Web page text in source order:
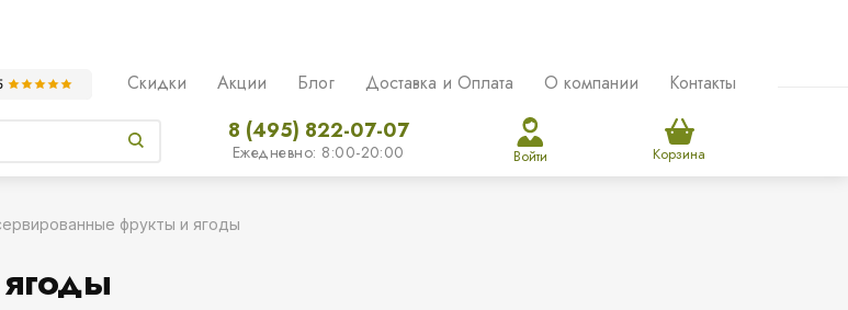
Скидки Акции Блог Доставка и Оплата О компании Контакты
8 (495) 822-07-07
Ежедневно: 8:00-20:00 Войти Корзина
фрукты и ягоды